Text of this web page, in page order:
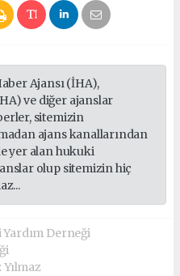
Ajansı (İHA),
ve diğer ajanslar
sitemizin
ajans kanallarından
yer alan hukuki
olup sitemizin hiç
Derneği